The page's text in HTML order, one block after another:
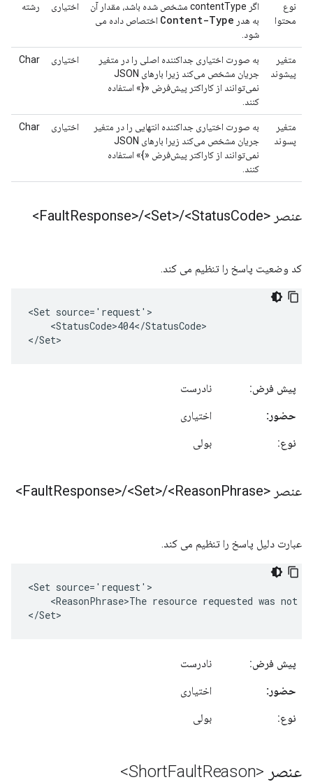
نوع
محتوا
اگر contentType مشخص شده باشد، مقدار آن
به هدر Content-Type اختصاص داده می
شود.
اختیاری رشته
متغیر
پیشوند
به صورت اختیاری جداکننده اصلی را در متغیر
جریان مشخص می‌کند زیرا بارهای JSON
نمی‌توانند از کاراکتر پیش‌فرض «{» استفاده
کنند.
اختیاری Char
متغیر
پسوند
به صورت اختیاری جداکننده انتهایی را در متغیر
جریان مشخص می‌کند زیرا بارهای JSON
نمی‌توانند از کاراکتر پیش‌فرض «}» استفاده
کنند.
اختیاری Char
عنصر <Fault Response>/<Set>/<StatusCode>
کد وضعیت پاسخ را تنظیم می کند.
<Set source='request'>
    <StatusCode>404</StatusCode>
</Set>
پیش فرض: نادرست
حضور: اختیاری
نوع: بولی
عنصر <Fault Response>/<Set>/<ReasonPhrase>
عبارت دلیل پاسخ را تنظیم می کند.
<Set source='request'>
<ReasonPhrase>The resource requested was not
</Set>
پیش فرض: نادرست
حضور: اختیاری
نوع: بولی
عنصر <Short FaultReason>